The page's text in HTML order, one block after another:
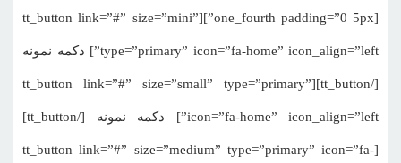
[one_fourth padding=”0 5px”][tt_button link=”#” size=”mini”
type=”primary” icon=”fa-home” icon_align=”left”] دکمه نمونه
[/tt_button][tt_button link=”#” size=”small” type=”primary”
icon=”fa-home” icon_align=”left”] دکمه نمونه [/tt_button]
[tt_button link=”#” size=”medium” type=”primary” icon=”fa-